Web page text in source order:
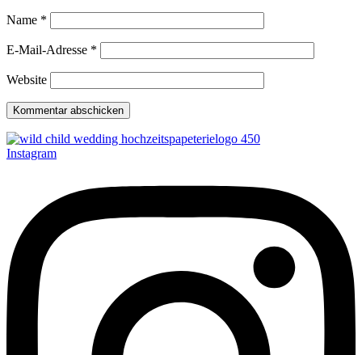
Name *
E-Mail-Adresse *
Website
Instagram